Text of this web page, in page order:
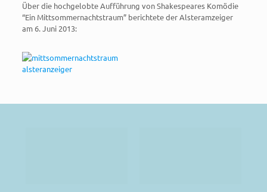
Über die hochgelobte Aufführung von Shakespeares Komödie
“Ein Mittsommernachtstraum” berichtete der Alsteramzeiger
am 6. Juni 2013: